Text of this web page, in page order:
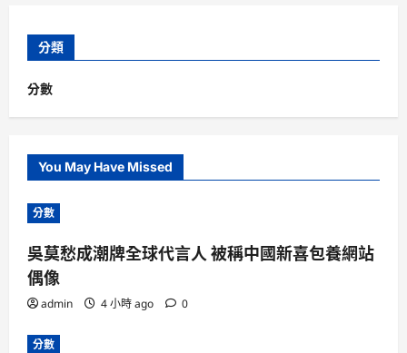
分類
分數
You May Have Missed
分數
吳莫愁成潮牌全球代言人 被稱中國新喜包養網站
偶像
admin 4 小時 ago 0
分數